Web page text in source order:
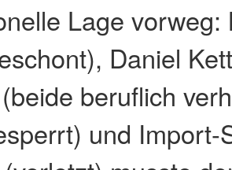
Lage
Daniel
beruflich
und Import-